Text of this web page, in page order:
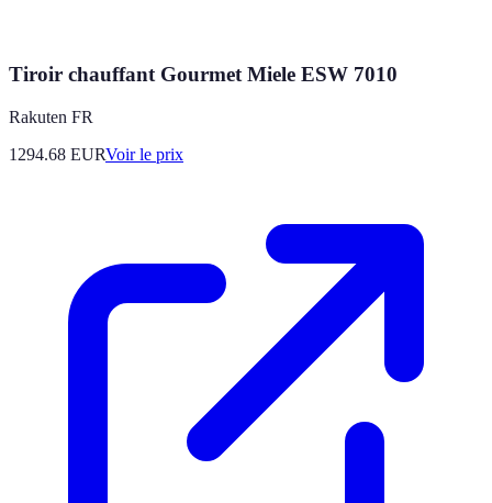
Tiroir chauffant Gourmet Miele ESW 7010
Rakuten FR
1294.68 EURVoir le prix